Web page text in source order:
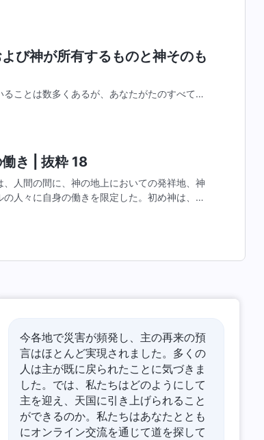
び神が所有するものと神そのも
ことは数多くあるが、あなたがたのすべての
き | 抜粋 18
人間の間に、神の地上においての発祥地、神
人々に自身の働きを限定した。初め神は、イ
今各地で災害が頻発し、主の再来の預
言はほとんど実現されました。多くの
人は主が既に戻られたことに気づきま
した。では、私たちはどのようにして
主を迎え、天国に引き上げられること
ができるのか。私たちはあなたととも
にオンライン交流を通じて道を探して